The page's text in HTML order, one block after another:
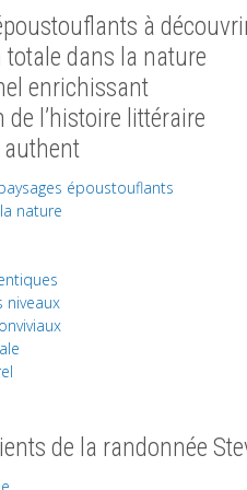
à
dans la nature
enrichissant
de l’histoire littéraire
authent
époustouflants
nature
niveaux
de la randonnée